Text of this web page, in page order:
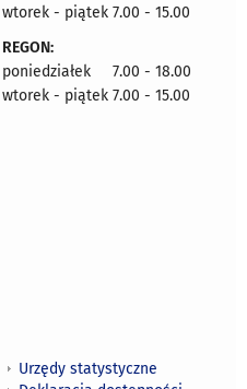
wtorek - piątek 7.00 - 15.00
REGON:
poniedziałek 7.00 - 18.00
wtorek - piątek 7.00 - 15.00
Urzędy statystyczne